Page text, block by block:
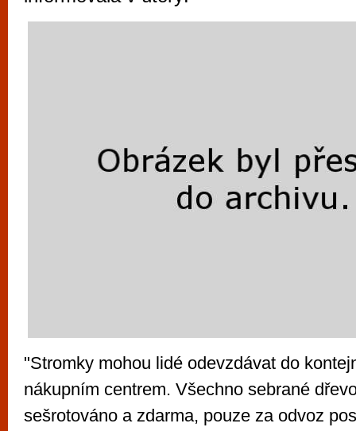
"Stromky mohou lidé odevzdávat do
nákupním centrem. Všechno sebrané
sešrotováno a zdarma, pouze za odvoz